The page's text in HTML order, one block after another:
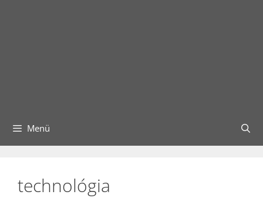
Menü
technológia